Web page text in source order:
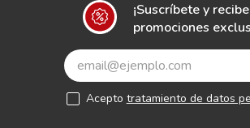
¡Suscríbete y recibe
promociones
Acepto tratamiento de datos